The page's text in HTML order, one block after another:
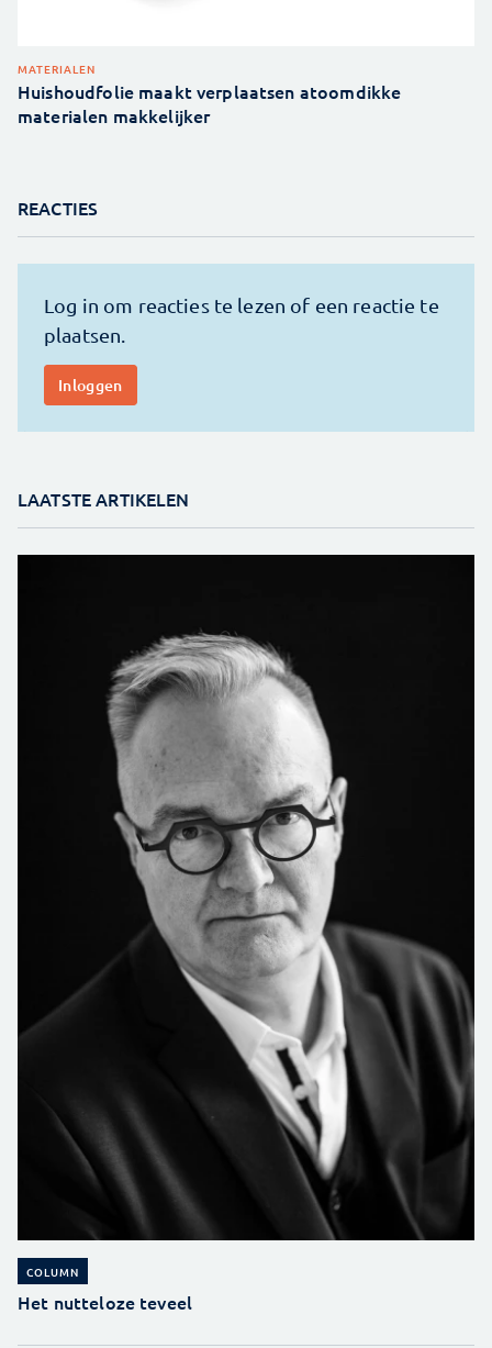
MATERIALEN
Huishoudfolie maakt verplaatsen atoomdikke
materialen makkelijker
REACTIES
LAATSTE ARTIKELEN
COLUMN
Het nutteloze teveel